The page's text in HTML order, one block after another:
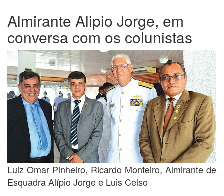
Almirante Alipio Jorge, em
conversa com os colunistas
Luiz Omar Pinheiro, Ricardo Monteiro, Almirante de
Esquadra Alípio Jorge e Luis Celso